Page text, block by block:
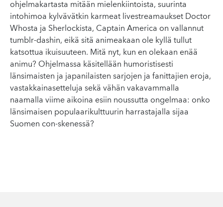
ohjelmakartasta mitään mielenkiintoista, suurinta
intohimoa kylvävätkin karmeat livestreamaukset Doctor
Whosta ja Sherlockista, Captain America on vallannut
tumblr-dashin, eikä sitä animeakaan ole kyllä tullut
katsottua ikuisuuteen. Mitä nyt, kun en olekaan enää
animu? Ohjelmassa käsitellään humoristisesti
länsimaisten ja japanilaisten sarjojen ja fanittajien eroja,
vastakkainasetteluja sekä vähän vakavammalla
naamalla viime aikoina esiin noussutta ongelmaa: onko
länsimaisen populaarikulttuurin harrastajalla sijaa
Suomen con-skenessä?